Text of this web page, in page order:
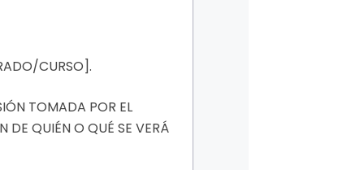
CURSO].
TOMADA POR EL
QUIÉN O QUÉ SE VERÁ